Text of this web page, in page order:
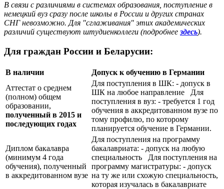
В связи с различиями в системах образования, поступление в
немецкий вуз сразу после школы в России и других странах
СНГ невозможно. Для "сглаживания" этих академических
различий существуют штудиенколлеги (подробнее здесь).
Для граждан России и Беларусии:
В наличии
Допуск к обучению в Германии
Аттестат о среднем
(полном) общем
образовании,
полученный в 2015 и
последующих годах
Для поступления в ШК: - допуск в
ШК на любое направление Для
поступления в вуз: - требуется 1 год
обучения в аккредитованном вузе по
тому профилю, по которому
планируется обучение в Германии.
Диплом бакалавра
(минимум 4 года
обучения), полученный
в аккредитованном вузе
Для поступления на программу
бакалавриата: - допуск на любую
специальность Для поступления на
программу магистратуры: - допуск
на ту же или схожую специальность,
которая изучалась в бакалавриате